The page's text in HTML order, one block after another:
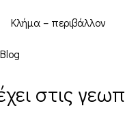
Κλήμα – περιβάλλον
στις